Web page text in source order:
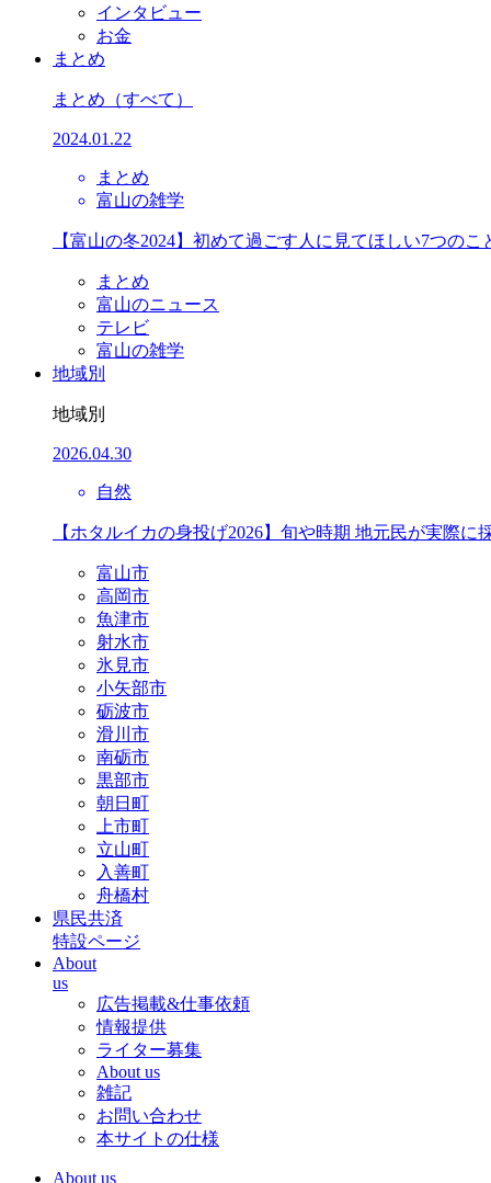
インタビュー
お金
まとめ
まとめ （すべて）
2024.01.22
まとめ
富山の雑学
【富山の冬2024】初めて過ごす人に見てほしい7つのこ
まとめ
富山のニュース
テレビ
富山の雑学
地域別
地域別
2026.04.30
自然
【ホタルイカの身投げ2026】旬や時期 地元民が実際に
富山市
高岡市
魚津市
射水市
氷見市
小矢部市
砺波市
滑川市
南砺市
黒部市
朝日町
上市町
立山町
入善町
舟橋村
県民共済
特設ページ
About
us
広告掲載&仕事依頼
情報提供
ライター募集
About us
雑記
お問い合わせ
本サイトの仕様
About us